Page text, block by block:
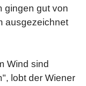
gingen gut von
ausgezeichnet
Wind sind
lobt der Wiener